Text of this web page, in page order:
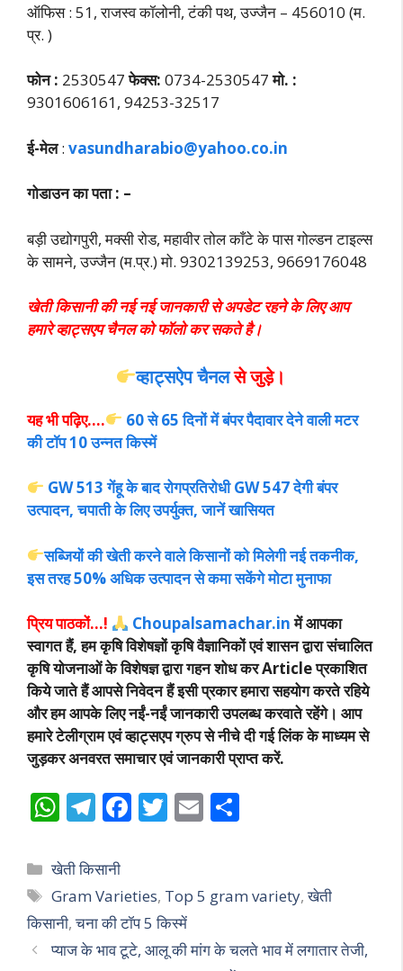
ऑफिस : 51, राजस्व कॉलोनी, टंकी पथ, उज्जैन – 456010 (म.
प्र. )
फोन : 2530547फेक्स: 0734-2530547मो. :
9301606161, 94253-32517
ई-मेल: vasundharabio@yahoo.co.in
गोडाउन का पता : –
बड़ी उद्योगपुरी, मक्सी रोड, महावीर तोल काँटे के पास गोल्डन टाइल्स
के सामने,उज्जैन (म.प्र.) मो. 9302139253, 9669176048
खेती किसानी की नई नई जानकारी से अपडेट रहने के लिए आप
हमारे व्हाट्सएप चैनल को फॉलो कर सकते है।
व्हाट्सऐप चैनलसे जुड़े।
यह भी पढ़िए….
60 से 65 दिनों में बंपर पैदावार देने वाली मटर
की टॉप 10 उन्नत किस्में
GW 513 गेंहू के बाद रोगप्रतिरोधी GW 547 देगी बंपर
उत्पादन, चपाती के लिए उपर्युक्त, जानें खासियत
सब्जियों की खेती करने वाले किसानों को मिलेगी नई तकनीक,
इस तरह 50% अधिक उत्पादन से कमा सकेंगे मोटा मुनाफा
प्रिय पाठकों…! Choupalsamachar.inमें आपका
स्वागत हैं, हम कृषि विशेषज्ञों कृषि वैज्ञानिकों एवं शासन द्वारा संचालित
कृषि योजनाओं के विशेषज्ञ द्वारा गहन शोध कर Article प्रकाशित
किये जाते हैं आपसे निवेदन हैं इसी प्रकार हमारा सहयोग करते रहिये
और हम आपके लिए नईं-नईं जानकारी उपलब्ध करवाते रहेंगे। आप
हमारे टेलीग्राम एवं व्हाट्सएप ग्रुप से नीचे दी गई लिंक के माध्यम से
जुड़कर अनवरत समाचार एवं जानकारी प्राप्त करें.
W
h
at
s
A
p
T
el
e
gr
a
m
F
ac
b
o
o
T
w
er
E
m
l e
Categories
खेती किसानी
Tags
Gram Varieties, Top 5 gram variety,खेती
किसानी,चना की टॉप 5 किस्में
प्याज के भाव टूटे, आलू की मांग के चलते भाव में लगातार तेजी,